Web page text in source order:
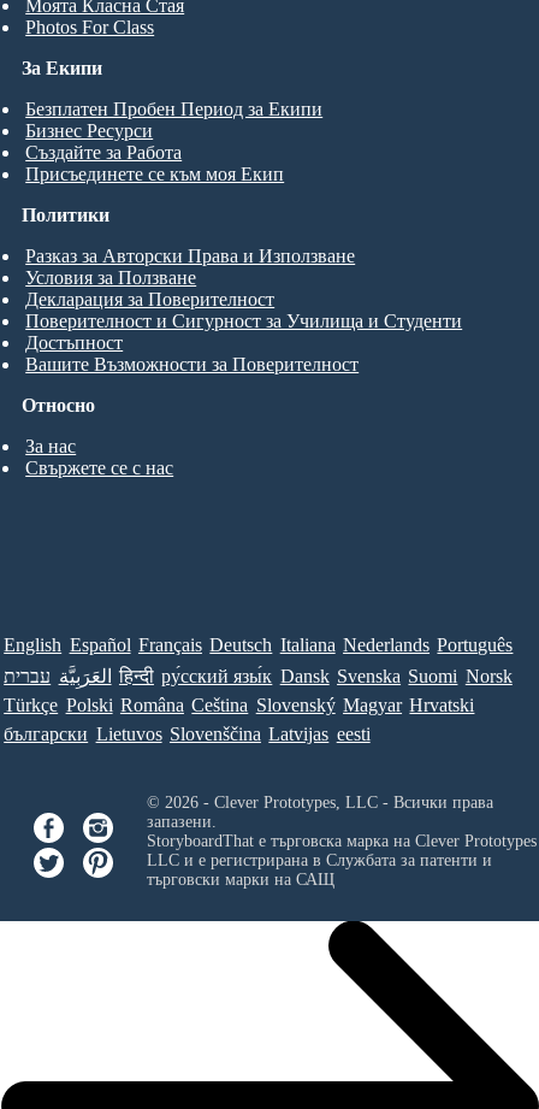
Моята Класна Стая
Photos For Class
За Екипи
Безплатен Пробен Период за Екипи
Бизнес Ресурси
Създайте за Работа
Присъединете се към моя Екип
Относно
За нас
Свържете се с нас
Политики
Разказ за Авторски Права и Използване
Условия за Ползване
Декларация за Поверителност
Поверителност и Сигурност за Училища и Студенти
Достъпност
Вашите Възможности за Поверителност
English Español Français Deutsch Italiana Nederlands Português
עברית العَرَبِيَّة हिन्दी ру́сский язы́к Dansk Svenska Suomi Norsk
Türkçe Polski Româna Ceština Slovenský Magyar Hrvatski
български Lietuvos Slovenščina Latvijas eesti
© 2026 - Clever Prototypes, LLC - Всички права
запазени.
StoryboardThat е търговска марка на Clever
LLCи е регистрирана в Службата за патенти и
търговски марки на САЩ